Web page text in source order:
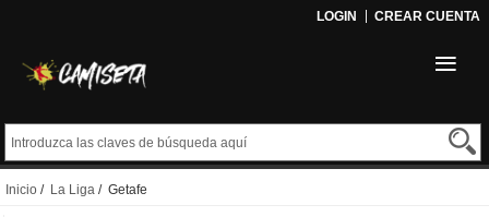
LOGIN CREAR CUENTA
Inicio / La Liga / Getafe